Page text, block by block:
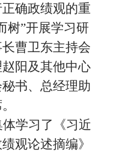
确政绩观的重
树”开展学习研
曹卫东主持会
阳及其他中心
书、总经理助
。
体学习了《习近
观论述摘编》